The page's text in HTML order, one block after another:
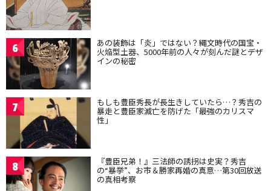
6 あの装飾は「炎」ではない？縄文時代の国宝・
火焔型土器、5000年前の人々が刻んだ謎とデザ
インの秘密
7 もしも豊臣秀長が長生きしていたら…？秀吉の
暴走と豊臣家滅亡を防げた「最強のカリスマ
性」
8 『豊臣兄弟！』三法師の誘拐は史実？秀吉
の“暴挙”、お市＆勝家再婚の真意…第30回放送
の真相考察